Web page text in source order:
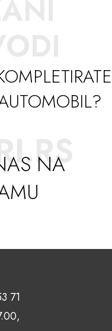
NA
71